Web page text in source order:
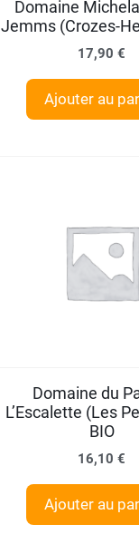
Domaine
Jemms (Crozes-
17,90€
Ajouter au
Domaine du
L’Escalette (Les
BIO
16,10€
Ajouter au